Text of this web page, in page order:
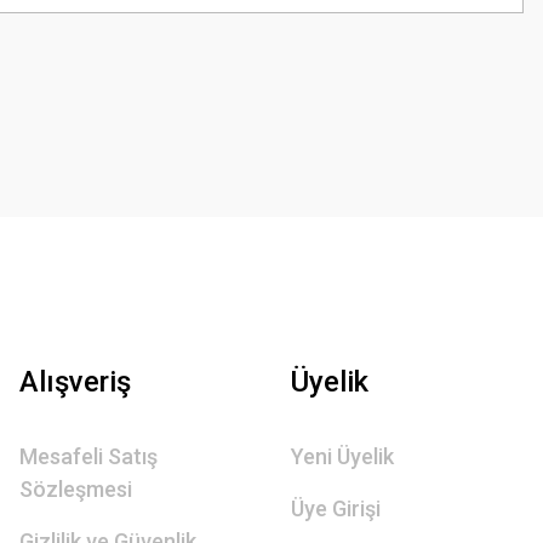
Alışveriş
Mesafeli Satış
Sözleşmesi
Üyelik
Yeni Üyelik
Üye Girişi